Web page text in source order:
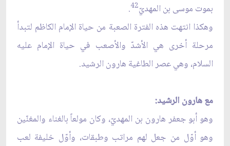
بموت موسى بن المهديّ42
.
وهكذا انتهت هذه الفترة الصعبة من حياة الإمام الكاظم لتبدأ
مرحلة أخرى هي الأشدّ والأصعب في حياة الإمام عليه
السلام، وهي عصر الطاغية هارون الرشيد.
مع هارون الرشيد:
وهو أبو جعفر هارون بن المهديّ، وكان مولعاً بالغناء والمغنّين
وهو أوّل من جعل لهم مراتب وطبقات، وأوّل خليفة لعب